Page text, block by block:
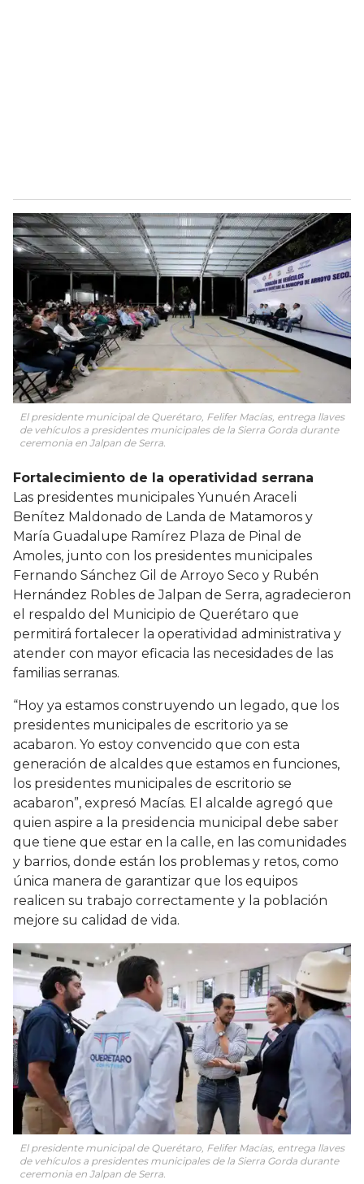
El presidente municipal de Querétaro, Felifer Macías, entrega llaves
de vehículos a presidentes municipales de la Sierra Gorda durante
ceremonia en Jalpan de Serra.
Fortalecimiento de la operatividad serrana
Las presidentes municipales Yunuén Araceli
Benítez Maldonado de Landa de Matamoros y
María Guadalupe Ramírez Plaza de Pinal de
Amoles, junto con los presidentes municipales
Fernando Sánchez Gil de Arroyo Seco y Rubén
Hernández Robles de Jalpan de Serra, agradecieron
el respaldo del Municipio de Querétaro que
permitirá fortalecer la operatividad administrativa y
atender con mayor eficacia las necesidades de las
familias serranas.
“Hoy ya estamos construyendo un legado, que los
presidentes municipales de escritorio ya se
acabaron. Yo estoy convencido que con esta
generación de alcaldes que estamos en funciones,
los presidentes municipales de escritorio se
acabaron”, expresó Macías. El alcalde agregó que
quien aspire a la presidencia municipal debe saber
que tiene que estar en la calle, en las comunidades
y barrios, donde están los problemas y retos, como
única manera de garantizar que los equipos
realicen su trabajo correctamente y la población
mejore su calidad de vida.
El presidente municipal de Querétaro, Felifer Macías, entrega llaves
de vehículos a presidentes municipales de la Sierra Gorda durante
ceremonia en Jalpan de Serra.